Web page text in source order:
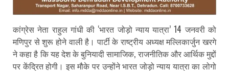
कांग्रेस नेता राहुल गांधी की ‘भारत जोड़ो न्याय यात्रा’ 14 जनवरी को
मणिपुर से शुरू होने वाली है। पार्टी के राष्ट्रीय अध्यक्ष मल्लिकार्जुन खरगे
ने कहा है कि यह देश के बुनियादी सामाजिक, राजनीतिक और आर्थिक मुद्दों
पर केंद्रित होगी। इस मौके पर उन्होंने भारत जोड़ो न्याय यात्रा का लोगो